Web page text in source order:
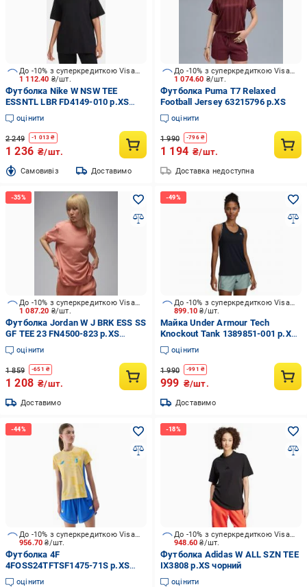
1 112.40 ₴/шт.
До -10% з суперкредиткою Visa Вигода
Футболка Nike W NSW TEE
ESSNTL LBR FD4149-010 р.XS
чорний
оцінити
2 249 -1 013 ₴
1 236 ₴/шт.
Cамовивіз Доставимо
1 074.60 ₴/шт.
До -10% з суперкредиткою Visa Вигода
Футболка Puma T7 Relaxed
Football Jersey 63215796 р.XS
оцінити
1 990 -796₴
1 194 ₴/шт.
Доставка недоступна
1 087.20 ₴/шт.
До -10% з суперкредиткою Visa Вигода
Футболка Jordan W J BRK ESS SS
GF TEE 23 FN4500-823 р.XS
помаранчевий
оцінити
1 859 -651 ₴
1 208 ₴/шт.
Доставимо
899.10₴/шт.
До -10% з суперкредиткою Visa Вигода
Майка Under Armour Tech
Knockout Tank 1389851-001 р.XS
чорний
оцінити
1 990 -991 ₴
999 ₴/шт.
Доставимо
956.70₴/шт.
До -10% з суперкредиткою Visa Вигода
Футболка 4F
4FOSS24TFTSF1475-71S р.XS
жовтий
оцінити
948.60₴/шт.
До -10% з суперкредиткою Visa Вигода
Футболка Adidas W ALL SZN TEE
IX3808 р.XS чорний
оцінити